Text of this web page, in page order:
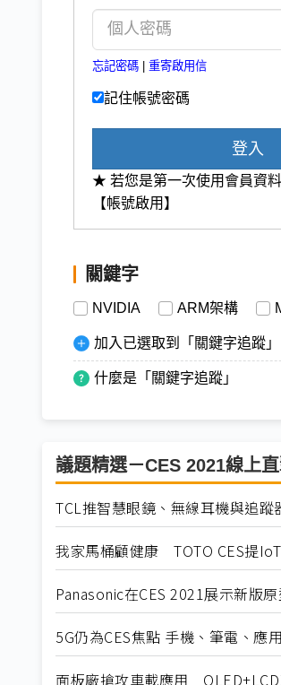
忘記密碼 重寄啟用信
記住帳號密碼
登入
★ 若您是第一次使用會員資
【帳號啟用】
關鍵字
NVIDIA ARM架構
加入已選取到「關鍵字追蹤」
什麼是「關鍵字追蹤」
議題精選－CES 2021線上
TCL推智慧眼鏡、無線耳機與追蹤
我家馬桶顧健康 TOTO CES提
Panasonic在CES 2021展示新版
5G仍為CES焦點 手機、筆電、應
面板廠搶攻車載應用